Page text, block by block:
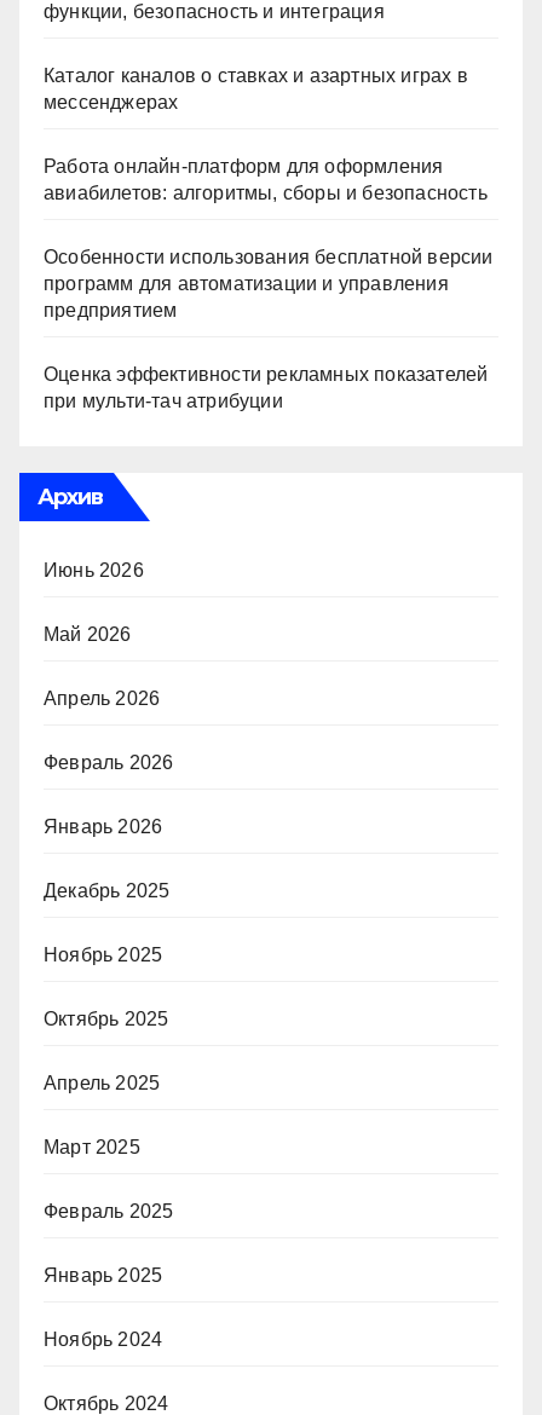
функции, безопасность и интеграция
Каталог каналов о ставках и азартных играх в
мессенджерах
Работа онлайн‑платформ для оформления
авиабилетов: алгоритмы, сборы и безопасность
Особенности использования бесплатной версии
программ для автоматизации и управления
предприятием
Оценка эффективности рекламных показателей
при мульти-тач атрибуции
Архив
Июнь 2026
Май 2026
Апрель 2026
Февраль 2026
Январь 2026
Декабрь 2025
Ноябрь 2025
Октябрь 2025
Апрель 2025
Март 2025
Февраль 2025
Январь 2025
Ноябрь 2024
Октябрь 2024